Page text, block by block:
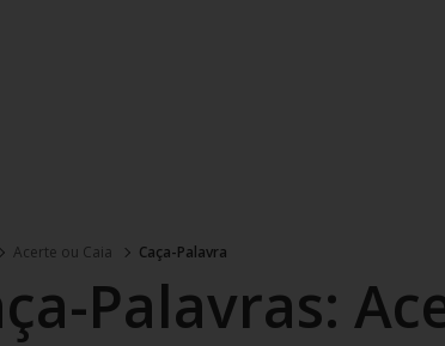
Acerte ou Caia Caça-Palavra
Palavras: